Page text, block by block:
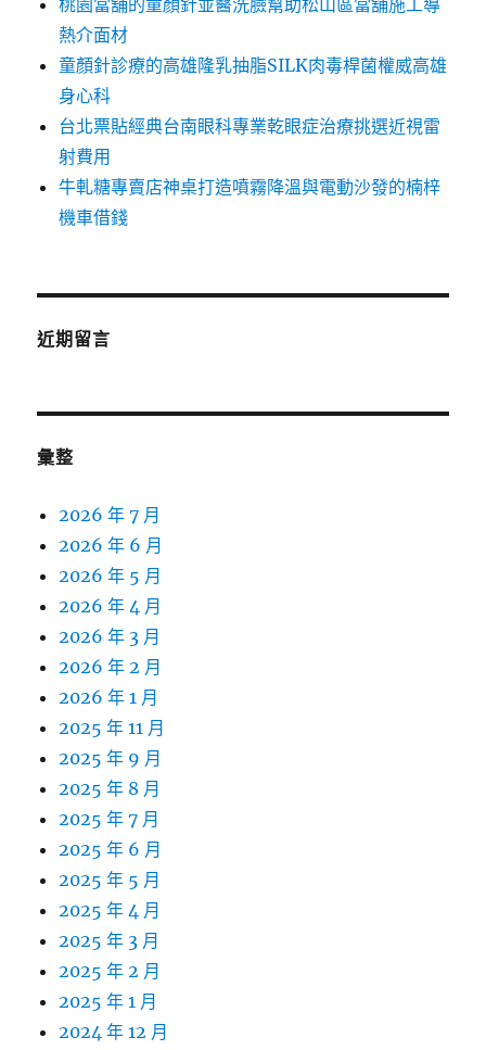
桃園當舖的童顏針並醫洗臉幫助松山區當舖施工導
熱介面材
童顏針診療的高雄隆乳抽脂SILK肉毒桿菌權威高雄
身心科
台北票貼經典台南眼科專業乾眼症治療挑選近視雷
射費用
牛軋糖專賣店神桌打造噴霧降溫與電動沙發的楠梓
機車借錢
近期留言
彙整
2026 年 7 月
2026 年 6 月
2026 年 5 月
2026 年 4 月
2026 年 3 月
2026 年 2 月
2026 年 1 月
2025 年 11 月
2025 年 9 月
2025 年 8 月
2025 年 7 月
2025 年 6 月
2025 年 5 月
2025 年 4 月
2025 年 3 月
2025 年 2 月
2025 年 1 月
2024 年 12 月